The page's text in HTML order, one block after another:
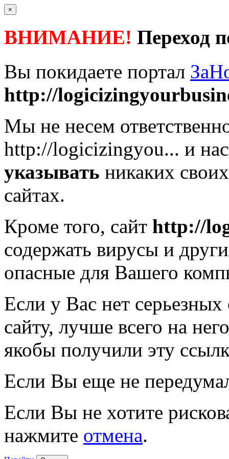
×
ВНИМАНИЕ! Переход
Вы покидаете портал
http://
Мы не несем
http://logicizingyou... и
указывать никаких
сайтах.
Кроме того, сайт http://
содержать вирусы и
опасные для Вашего
Если у Вас нет
сайту, лучше всего на
якобы получили эту
Если Вы еще не
Если Вы не хотите
нажмите отмена.